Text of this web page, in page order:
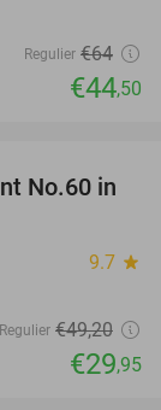
Regulier €64
€44,50
39%
No.60 in
9.7 star
Regulier €49,20
€29,95